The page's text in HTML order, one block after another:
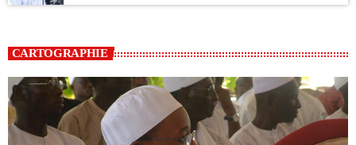
CARTOGRAPHIE